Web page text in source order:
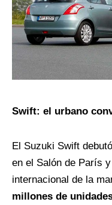
Swift: el urbano
El Suzuki Swift
en el Salón de París
internacional de la
millones de